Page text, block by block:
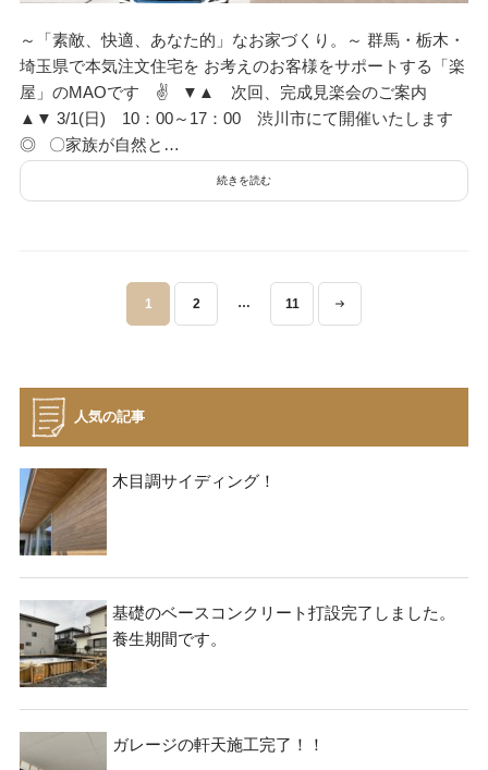
～「素敵、快適、あなた的」なお家づくり。～ 群馬・栃木・
埼玉県で本気注文住宅を お考えのお客様をサポートする「楽
屋」のMAOです ✌ ▼▲ 次回、完成見楽会のご案内
▲▼ 3/1(日) 10：00～17：00 渋川市にて開催いたします
◎ 〇家族が自然と…
続きを読む
ビ
ゲ
ー
シ
ョ
ン
1 2 … 11
人気の記事
木目調サイディング！
基礎のベースコンクリート打設完了しました。
養生期間です。
ガレージの軒天施工完了！！